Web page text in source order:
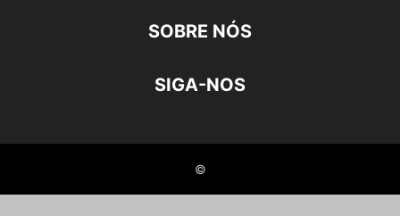
SOBRE NÓS
SIGA-NOS
©